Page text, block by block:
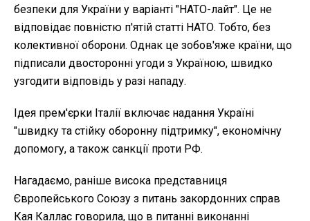
безпеки для України у варіанті "НАТО-лайт". Це не
відповідає повністю п'ятій статті НАТО. Тобто, без
колективної оборони. Однак це зобов'яже країни, що
підписали двосторонні угоди з Україною, швидко
узгодити відповідь у разі нападу.
Ідея прем'єрки Італії включає надання Україні
"швидку та стійку оборонну підтримку", економічну
допомогу, а також санкції проти РФ.
Нагадаємо, раніше висока представниця
Європейського Союзу з питань закордонних справ
Кая Каллас говорила, що в питанні виконанні